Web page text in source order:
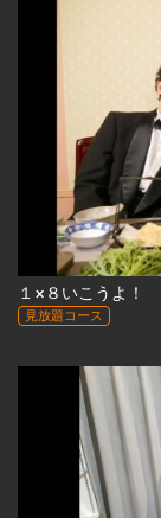
１×８いこうよ
見放題コース